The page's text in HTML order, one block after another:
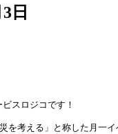
日
スロジコです！
を考える」と称した月一